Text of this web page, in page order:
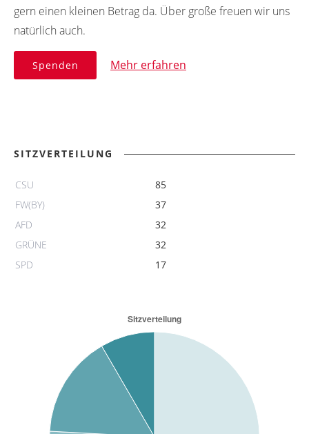
gern einen kleinen Betrag da. Über große freuen wir uns
natürlich auch.
Spenden Mehr erfahren
SITZVERTEILUNG
CSU
85
FW(BY)
37
AFD
32
GRÜNE
32
SPD
17